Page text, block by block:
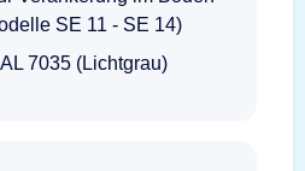
SE 11 - SE 14)
7035 (Lichtgrau)